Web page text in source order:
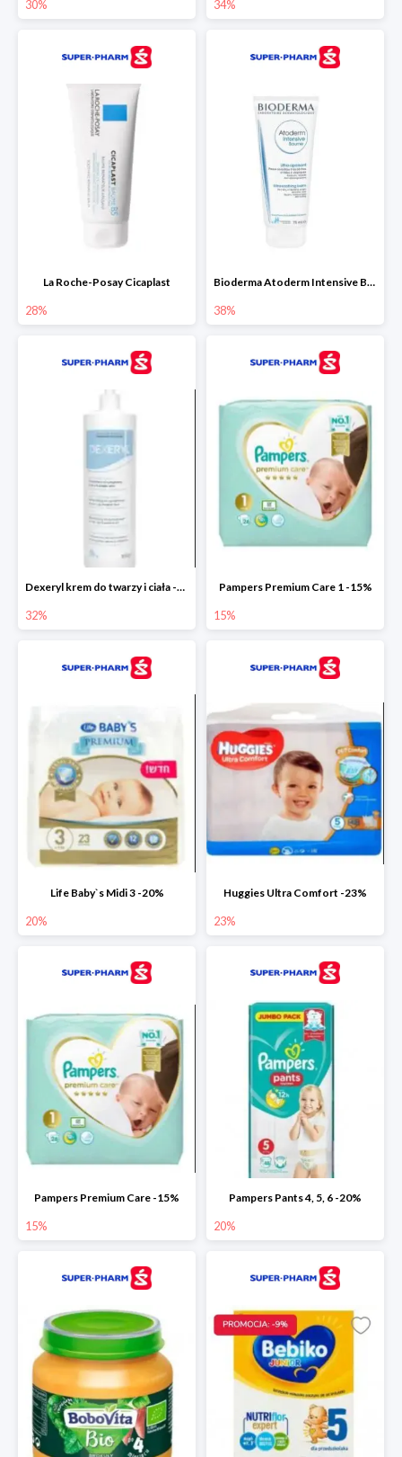
30% 34%
La Roche-Posay Cicaplast
28%
Bioderma Atoderm Intensive Baume
38%
Dexeryl krem do twarzy i ciała -32%
32%
Pampers Premium Care 1 -15%
15%
Life Baby`s Midi 3 -20%
20%
Huggies Ultra Comfort -23%
23%
Pampers Premium Care -15%
15%
Pampers Pants 4, 5, 6 -20%
20%